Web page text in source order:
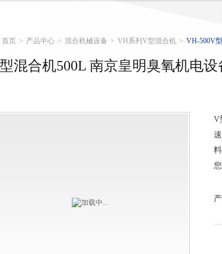
首页 > 产品中心 > 混合机械设备 > VH系列V型混合机 > VH-500V
混合机500L 南京皇明臭氧机电设
V